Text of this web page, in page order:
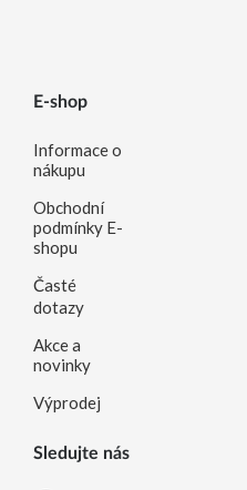
E-shop
Informace o
nákupu
Obchodní
podmínky E-
shopu
Časté
dotazy
Akce a
novinky
Výprodej
Sledujte nás